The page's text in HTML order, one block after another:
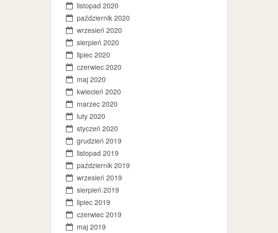
listopad 2020
październik 2020
wrzesień 2020
sierpień 2020
lipiec 2020
czerwiec 2020
maj 2020
kwiecień 2020
marzec 2020
luty 2020
styczeń 2020
grudzień 2019
listopad 2019
październik 2019
wrzesień 2019
sierpień 2019
lipiec 2019
czerwiec 2019
maj 2019